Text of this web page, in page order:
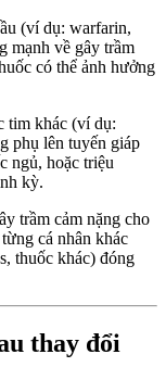
(ví dụ: warfarin,
mạnh về gây trầm
có thể ảnh hưởng
tim khác (ví dụ:
phụ lên tuyến giáp
ngủ, hoặc triệu
kỳ.
trầm cảm nặng cho
cá nhân khác
thuốc khác) đóng
thay đổi